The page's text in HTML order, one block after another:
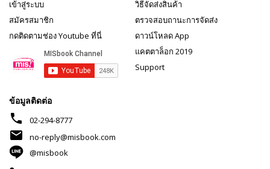
เข้าสู่ระบบ
สมัครสมาชิก
กดติดตามช่อง Youtube ที่นี่
วิธีจัดส่งสินค้า
ตรวจสอบถานะการจัดส่ง
ดาวน์โหลด App
แคตตาล็อก 2019
Support
ข้อมูลติดต่อ
phone 02-294-8777
mail
no-reply@misbook.com
@misbook